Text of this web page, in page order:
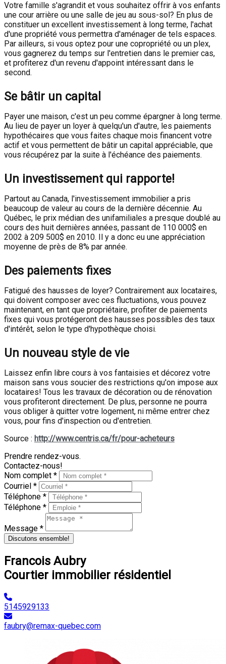
Votre famille s'agrandit et vous souhaitez offrir à vos enfants
une cour arrière ou une salle de jeu au sous-sol? En plus de
constituer un excellent investissement à long terme, l'achat
d'une propriété vous permettra d'aménager de tels espaces.
Par ailleurs, si vous optez pour une copropriété ou un plex,
vous gagnerez du temps sur l'entretien dans le premier cas,
et profiterez d'un revenu d'appoint intéressant dans le
second.
Se bâtir un capital
Payer une maison, c'est un peu comme épargner à long terme.
Au lieu de payer un loyer à quelqu'un d'autre, les paiements
hypothécaires que vous faites chaque mois financent votre
actif et vous permettent de bâtir un capital appréciable, que
vous récupérez par la suite à l'échéance des paiements.
Un investissement qui rapporte!
Partout au Canada, l'investissement immobilier a pris
beaucoup de valeur au cours de la dernière décennie. Au
Québec, le prix médian des unifamiliales a presque doublé au
cours des huit dernières années, passant de 110 000$ en
2002 à 209 500$ en 2010. Il y a donc eu une appréciation
moyenne de près de 8% par année.
Des paiements fixes
Fatigué des hausses de loyer? Contrairement aux locataires,
qui doivent composer avec ces fluctuations, vous pouvez
maintenant, en tant que propriétaire, profiter de paiements
fixes qui vous protégeront des hausses possibles des taux
d'intérêt, selon le type d'hypothèque choisi.
Un nouveau style de vie
Laissez enfin libre cours à vos fantaisies et décorez votre
maison sans vous soucier des restrictions qu'on impose aux
locataires! Tous les travaux de décoration ou de rénovation
vous profiteront directement. De plus, personne ne pourra
vous obliger à quitter votre logement, ni même entrer chez
vous, pour fins d'inspection ou d'entretien.
Source : http://www.centris.ca/fr/pour-acheteurs
Prendre rendez-vous.
Contactez-nous!
Nom complet *
Courriel *
Téléphone *
Téléphone *
Message *
Discutons ensemble!
Francois Aubry
Courtier immobilier résidentiel
5145929133
faubry@remax-quebec.com